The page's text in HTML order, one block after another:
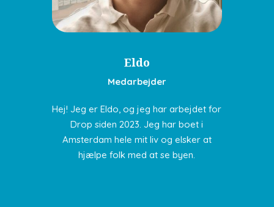
Eldo
Medarbejder
Hej! Jeg er Eldo, og jeg har arbejdet for
Drop siden 2023. Jeg har boet i
Amsterdam hele mit liv og elsker at
hjælpe folk med at se byen.